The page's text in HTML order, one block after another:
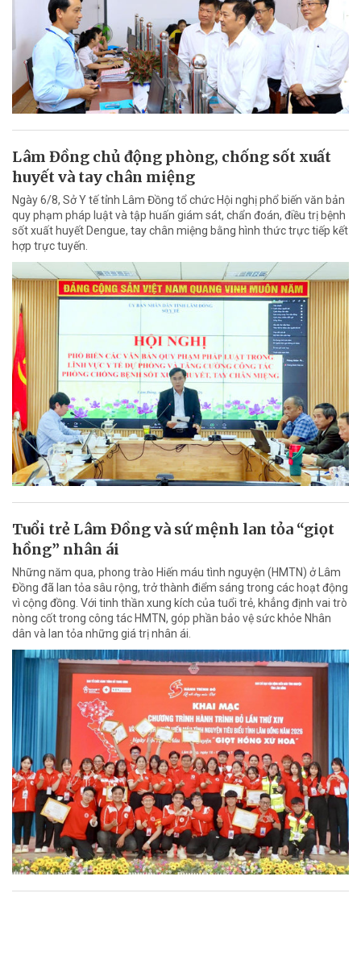
Lâm Đồng chủ động phòng, chống sốt xuất
huyết và tay chân miệng
Ngày 6/8, Sở Y tế tỉnh Lâm Đồng tổ chức Hội nghị phổ biến văn bản
quy phạm pháp luật và tập huấn giám sát, chẩn đoán, điều trị bệnh
sốt xuất huyết Dengue, tay chân miệng bằng hình thức trực tiếp kết
hợp trực tuyến.
Tuổi trẻ Lâm Đồng và sứ mệnh lan tỏa “giọt
hồng” nhân ái
Những năm qua, phong trào Hiến máu tình nguyện (HMTN) ở Lâm
Đồng đã lan tỏa sâu rộng, trở thành điểm sáng trong các hoạt động
vì cộng đồng. Với tinh thần xung kích của tuổi trẻ, khẳng định vai trò
nòng cốt trong công tác HMTN, góp phần bảo vệ sức khỏe Nhân
dân và lan tỏa những giá trị nhân ái.